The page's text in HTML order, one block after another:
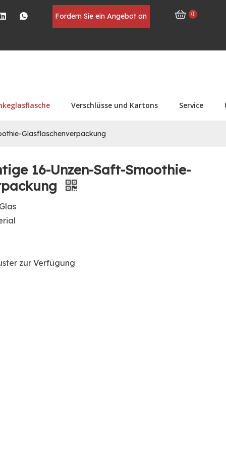
Fordern Sie ein Angebot an 0
Verschlüsse und Kartons Service
Glasflaschenverpackung
16-Unzen-Saft-Smoothie-
zur Verfügung